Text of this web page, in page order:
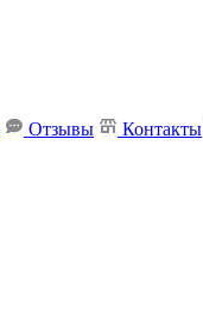
Отзывы Контакты